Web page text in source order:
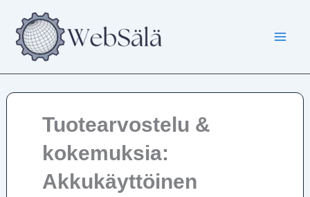
sisältöön
Tuotearvostelu &
kokemuksia:
Akkukäyttöinen